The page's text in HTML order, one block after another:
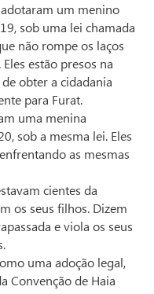
um menino
sob uma lei chamada
não rompe os laços
estão presos na
obter a cidadania
para Furat.
uma menina
sob a mesma lei. Eles
as mesmas
cientes da
os seus filhos. Dizem
e viola os seus
uma adoção legal,
Convenção de Haia